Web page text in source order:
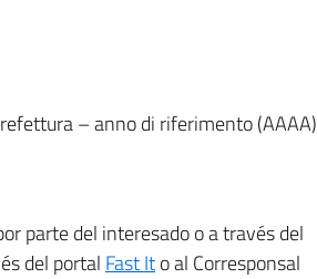
– anno di riferimento (AAAA)
parte del interesado o a través del
del portal Fast Ito al Corresponsal